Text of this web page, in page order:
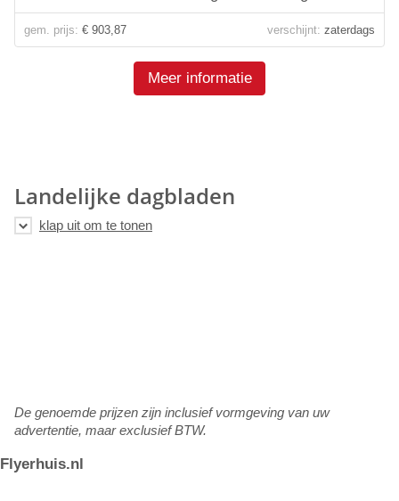
Flyerhuis.nl
gem. prijs: € 903,87 verschijnt: zaterdags
Meer informatie
Landelijke dagbladen
De genoemde prijzen zijn inclusief vormgeving van uw
advertentie, maar exclusief BTW.